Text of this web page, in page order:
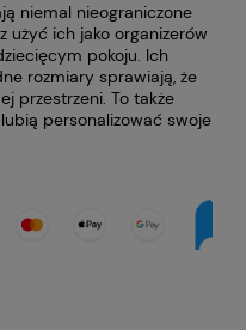
niemal nieograniczone
użyć ich jako organizerów
pokoju. Ich
rozmiary sprawiają, że
przestrzeni. To także
personalizować swoje